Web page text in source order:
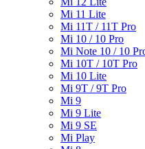
Mi 11 Lite
Mi 11T / 11T Pro
Mi 10 / 10 Pro
Mi Note 10 / 10
Mi 10T / 10T Pro
Mi 10 Lite
Mi 9T / 9T Pro
Mi 9
Mi 9 Lite
Mi 9 SE
Mi Play